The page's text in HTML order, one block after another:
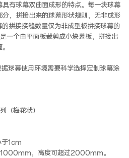
有球幕双曲面成形的特点。每一块球幕
，拼接出来的球幕形状规则，无非成形
拼接接缝数量仅为非成型板拼接球幕的
一个由平面板裁剪成小块幕板，拼接出
幕使用环境需要科学选择定制球幕涂
梅花状）
1cm
，高度可超过2000mm。